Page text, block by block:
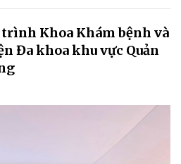
Khoa Khám bệnh và
Đa khoa khu vực Quản